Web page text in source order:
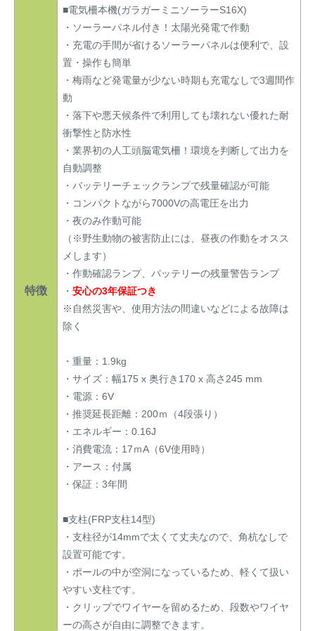
特徴
■電気柵本機(ガラガーミニソーラーS16X)
・ソーラーパネル付き！太陽光発電で作動
・充電の手間が省けるソーラーパネルは便利で、設
置・操作も簡単
・梅雨など発電量が少ない時期も充電なしで3週間作
動
・落下や悪天候条件で利用しても壊れない優れた耐
衝撃性と防水性
・業界初の人工頭脳電気柵！環境を判断して出力を
自動調整
・バッテリーチェックランプで残量確認が可能
・コンパクトながら7000Vの高電圧を出力
・夜のみ作動可能
（※野生動物の被害防止には、昼夜の作動をオスス
メします）
・作動確認ランプ、バッテリーの残量警告ランプ
・ 安心の3年保証つき
※自然災害や、使用方法の間違いなどによる故障は
除く
・重量：1.9kg
・サイズ：幅175 x 奥行き170 x 高さ245 mm
・電源：6V
・推奨延長距離：200ｍ（4段張り）
・エネルギー：0.16J
・消費電流：17ｍA（6V使用時）
・アース：付属
・保証：3年間
■支柱(FRP支柱14型)
・支柱径が14mmで太くて丈夫なので、角杭なしで
設置可能です。
・ポールの中が空洞になっているため、軽くて扱い
やすい支柱です。
・クリップでワイヤーを留めるため、段数やワイヤ
ーの高さが自由に調整できます。